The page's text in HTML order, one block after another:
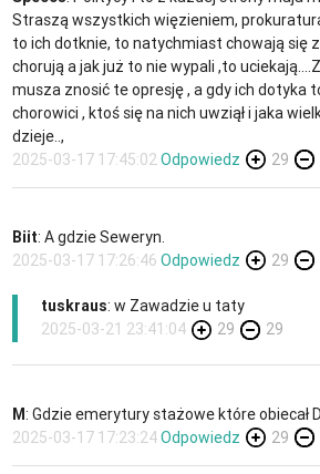
Straszą wszystkich więzieniem,
to ich dotknie, to natychmiast chowają się
chorują a jak już to nie wypali ,to
musza znosić te opresję , a gdy ich dotyka
chorowici , ktoś się na nich uwziął i jaka
dzieje..,
2025-03-17 17:45:02Odpowiedz 29
Biit: A gdzie Seweryn.
2025-03-17 17:26:46 Odpowiedz 29
tuskraus: w Zawadzie u taty
2025-03-21 23:41:04
29 29
M: Gdzie emerytury stażowe które obiecał
2025-03-17 17:23:24Odpowiedz 29